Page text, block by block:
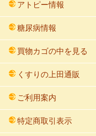
アトピー情報
糖尿病情報
買物カゴの中を見る
くすりの上田通販
ご利用案内
特定商取引表示